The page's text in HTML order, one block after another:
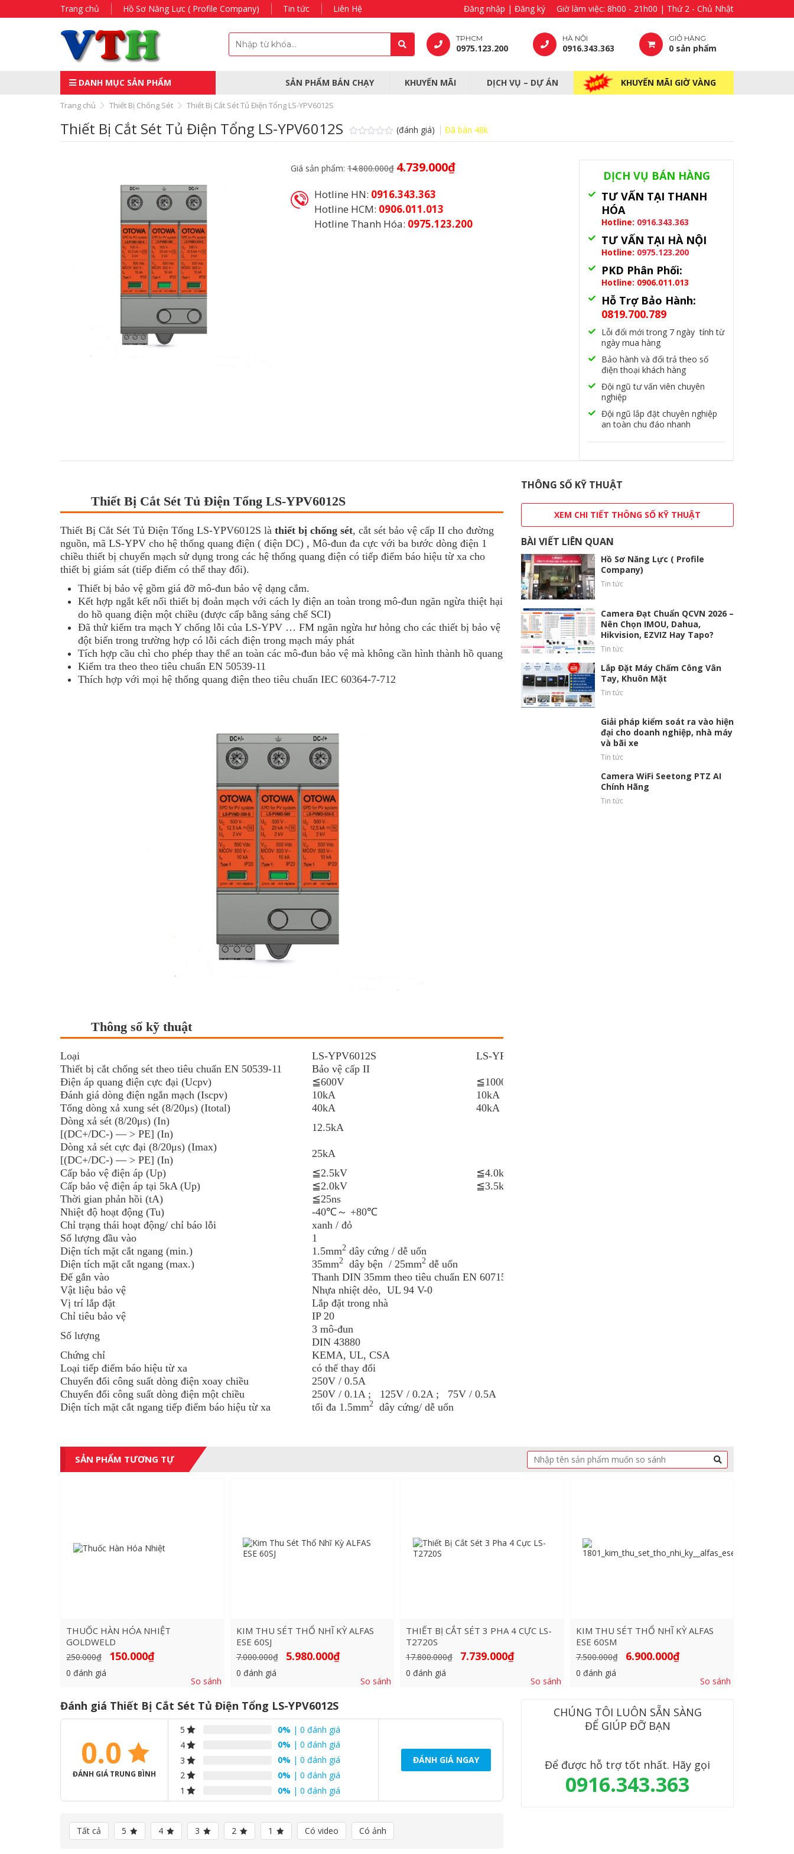
Trang chủ Hồ Sơ Năng Lực ( Profile Company) Tin tức Liên Hệ Đăng nhập | Đăng ký Giờ làm việc: 8h00 - 21h00 | Thứ 2 - Chủ Nhật
TPHCM
0975.123.200
HÀ NỘI
0916.343.363
GIỎ HÀNG
0 sản phẩm
DANH MỤC SẢN PHẨM SẢN PHẨM BÁN CHẠY KHUYẾN MÃI DỊCH VỤ – DỰ ÁN KHUYẾN MÃI GIỜ VÀNG
Trang chủ Thiết Bị Chống Sét Thiết Bị Cắt Sét Tủ Điện Tổng LS-YPV6012S
Thiết Bị Cắt Sét Tủ Điện Tổng LS-YPV6012S
Được
0.0
(đánh giá) Đã bán 48k
Giá sản phẩm: 14.800.000₫ Giá
gốc
14.800.000₫.
4.739.000₫Giá
Hotline HN: 0916.343.363
Hotline HCM: 0906.011.013
Hotline Thanh Hóa: 0975.123.200
DỊCH VỤ BÁN HÀNG
TƯ VẤN TẠI THANH
HÓA
Hotline: 0916.343.363
TƯ VẤN TẠI HÀ NỘI
Hotline: 0975.123.200
PKD Phân Phối:
Hotline: 0906.011.013
Hỗ Trợ Bảo Hành:
0819.700.789
Lỗi đổi mới trong 7 ngày tính từ
ngày mua hàng
Bảo hành và đổi trả theo số
điện thoại khách hàng
Đội ngũ tư vấn viên chuyên
nghiệp
Đội ngũ lắp đặt chuyên nghiệp
an toàn chu đáo nhanh
Thiết Bị Cắt Sét Tủ Điện Tổng LS-YPV6012S
Thiết Bị Cắt Sét Tủ Điện Tổng LS-YPV6012S là thiết bị chống sét, cắt sét bảo vệ cấp II cho đường
nguồn, mã LS-YPV cho hệ thống quang điện ( điện DC) , Mô-đun đa cực với ba bước dòng điện 1
chiều thiết bị chuyển mạch sử dụng trong các hệ thống quang điện có tiếp điểm báo hiệu từ xa cho
thiết bị giám sát (tiếp điểm có thể thay đổi).
Thiết bị bảo vệ gồm giá đỡ mô-đun bảo vệ dạng cắm.
Kết hợp ngắt kết nối thiết bị đoản mạch với cách ly điện an toàn trong mô-đun ngăn ngừa thiệt hại
do hồ quang điện một chiều (được cấp bằng sáng chế SCI)
Đã thử kiểm tra mạch Y chống lỗi của LS-YPV … FM ngăn ngừa hư hỏng cho các thiết bị bảo vệ
đột biến trong trường hợp có lỗi cách điện trong mạch máy phát
Tích hợp cầu chì cho phép thay thế an toàn các mô-đun bảo vệ mà không cần hình thành hồ quang
Kiểm tra theo theo tiêu chuẩn EN 50539-11
Thích hợp với mọi hệ thống quang điện theo tiêu chuẩn IEC 60364-7-712
Thông số kỹ thuật
Loại LS-YPV6012S
LS-YPV10012S
Thiết bị cắt chống sét theo tiêu chuẩn EN 50539-11
Bảo vệ cấp II
Điện áp quang điện cực đại (Ucpv)
≦600V
≦1000V
Đánh giá dòng điện ngắn mạch (Iscpv)
10kA
10kA
Tổng dòng xả xung sét (8/20μs) (Itotal)
40kA
40kA
Dòng xả sét (8/20μs) (In)
12.5kA
[(DC+/DC-) — > PE] (In)
Dòng xả sét cực đại (8/20μs) (Imax)
25kA
[(DC+/DC-) — > PE] (In)
Cấp bảo vệ điện áp (Up)
≦2.5kV
≦4.0kV
Cấp bảo vệ điện áp tại 5kA (Up)
≦2.0kV
≦3.5kV
Thời gian phản hồi (tA)
≦25ns
Nhiệt độ hoạt động (Tu)
-40℃～ +80℃
Chỉ trạng thái hoạt động/ chỉ báo lỗi
xanh / đỏ
Số lượng đầu vào
1
Diện tích mặt cắt ngang (min.)
1.5mm2 dây cứng / dễ uốn
Diện tích mặt cắt ngang (max.)
35mm2 dây bện / 25mm2 dễ uốn
Đế gắn vào
Thanh DIN 35mm theo tiêu chuẩn EN 60715
Vật liệu bảo vệ
Nhựa nhiệt dẻo, UL 94 V-0
Vị trí lắp đặt
Lắp đặt trong nhà
Chỉ tiêu bảo vệ
IP 20
Số lượng
3 mô-đun
DIN 43880
Chứng chỉ
KEMA, UL, CSA
Loại tiếp điểm báo hiệu từ xa
có thể thay đổi
Chuyển đổi công suất dòng điện xoay chiều
250V / 0.5A
Chuyển đổi công suất dòng điện một chiều
250V / 0.1A ; 125V / 0.2A ; 75V / 0.5A
Diện tích mặt cắt ngang tiếp điểm báo hiệu từ xa
tổi đa 1.5mm2 dây cứng/ dễ uốn
THÔNG SỐ KỸ THUẬT
XEM CHI TIẾT THÔNG SỐ KỸ THUẬT
BÀI VIẾT LIÊN QUAN
Hồ Sơ Năng Lực ( Profile
Company)
Tin tức
Camera Đạt Chuẩn QCVN 2026 –
Nên Chọn IMOU, Dahua,
Hikvision, EZVIZ Hay Tapo?
Tin tức
Lắp Đặt Máy Chấm Công Vân
Tay, Khuôn Mặt
Tin tức
Giải pháp kiểm soát ra vào hiện
đại cho doanh nghiệp, nhà máy
và bãi xe
Tin tức
Camera WiFi Seetong PTZ AI
Chính Hãng
Tin tức
SẢN PHẨM TƯƠNG TỰ
THUỐC HÀN HÓA NHIỆT
GOLDWELD
250.000₫
Giá
gốc
150.000₫Giá
0 đánh giá
So sánh
KIM THU SÉT THỔ NHĨ KỲ ALFAS
ESE 60SJ
7.000.000₫
Giá
gốc
5.980.000₫Giá
0 đánh giá
So sánh
THIẾT BỊ CẮT SÉT 3 PHA 4 CỰC LS-
T2720S
17.800.000₫
Giá
gốc
7.739.000₫Giá
0 đánh giá
So sánh
KIM THU SÉT THỔ NHĨ KỲ ALFAS
ESE 60SM
7.500.000₫
Giá
gốc
6.900.000₫Giá
0 đánh giá
So sánh
Đánh giá Thiết Bị Cắt Sét Tủ Điện Tổng LS-YPV6012S
0.0
ĐÁNH GIÁ TRUNG BÌNH
5 0% | 0 đánh giá
4
0% | 0 đánh giá
3
0% | 0 đánh giá
2
0% | 0 đánh giá
1
0% | 0 đánh giá
ĐÁNH GIÁ NGAY
Tất cả 5 4 3 2 1 Có video Có ảnh
CHÚNG TÔI LUÔN SẴN SÀNG
ĐỂ GIÚP ĐỠ BẠN
Để được hỗ trợ tốt nhất. Hãy gọi
0916.343.363